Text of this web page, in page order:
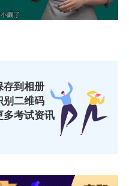
国统一合格标准，方
合格证明自考试通过
公厅《关于33项专业
相对固定合格标准有
存到相册
别二维码
多考试资讯